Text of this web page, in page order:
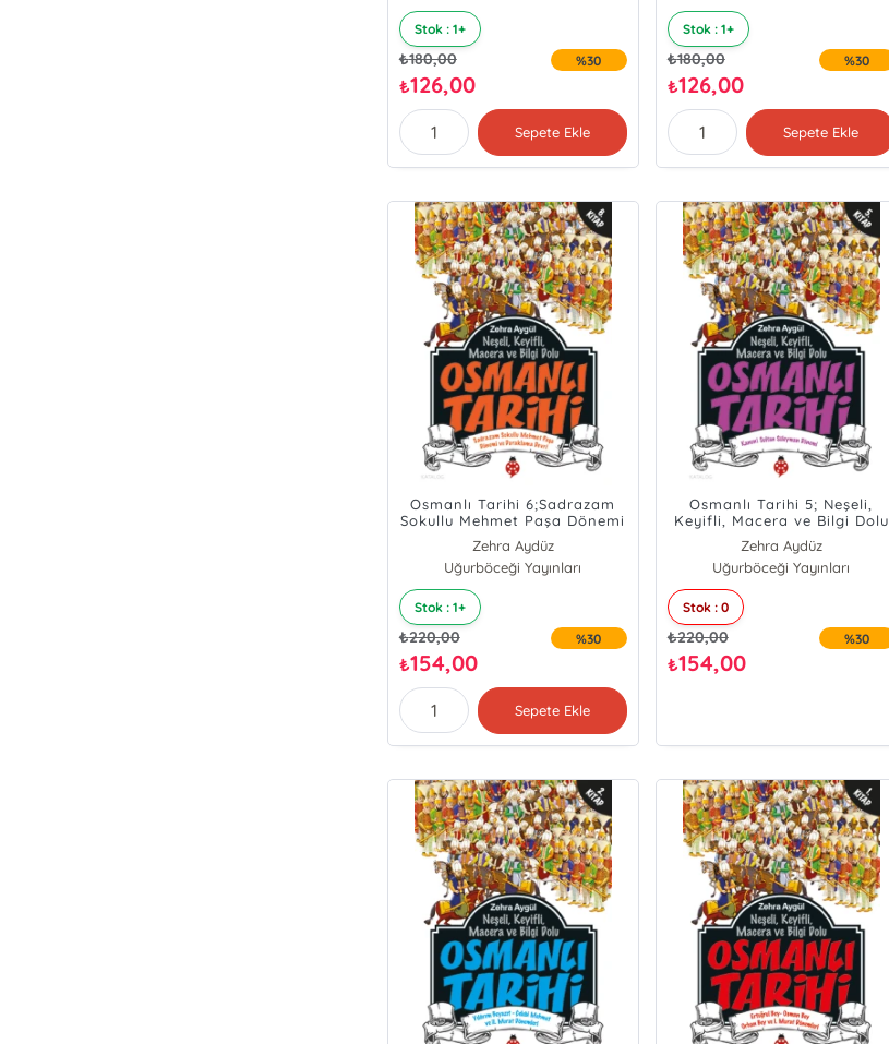
Stok : 1+
₺180,00
₺126,00
%30
Sepete Ekle
Stok : 1+
₺180,00
₺126,00
%30
Sepete Ekle
Osmanlı Tarihi 6;Sadrazam
Sokullu Mehmet Paşa Dönemi
ve Duraklama Devri
Zehra Aydüz
Uğurböceği Yayınları
Stok : 1+
₺220,00
₺154,00
%30
Sepete Ekle
Osmanlı Tarihi 5; Neşeli,
Keyifli, Macera ve Bilgi Dolu
Zehra Aydüz
Uğurböceği Yayınları
Stok : 0
₺220,00
₺154,00
%30